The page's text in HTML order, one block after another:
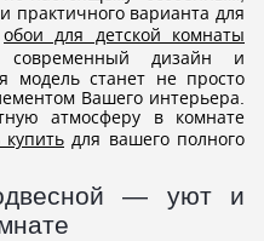
практичного варианта для
обои для детской комнаты
современный дизайн и
модель станет не просто
Вашего интерьера.
атмосферу в комнате
купить для вашего полного
— уют и